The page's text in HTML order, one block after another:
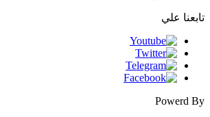
تابعنا علي
Powerd By